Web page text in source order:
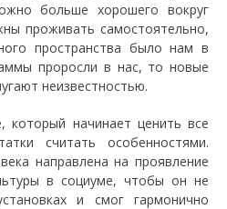
больше хорошего вокруг
проживать самостоятельно,
пространства было нам в
проросли в нас, то новые
неизвестностью.
начинает ценить все
считать особенностями.
направлена на проявление
в социуме, чтобы он не
и смог гармонично